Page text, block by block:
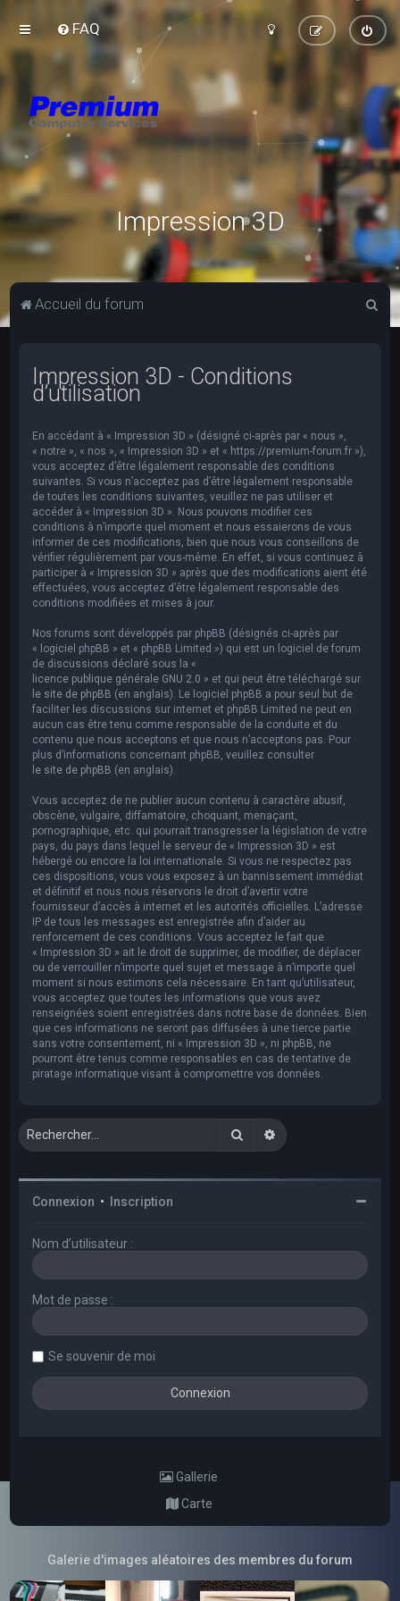
FAQ
Impression 3D
Accueil du forum
Impression 3D - Conditions
d’utilisation
En accédant à « Impression 3D » (désigné ci-après par « nous »,
« notre », « nos », « Impression 3D » et « https://premium-forum.fr »),
vous acceptez d’être légalement responsable des conditions
suivantes. Si vous n’acceptez pas d’être légalement responsable
de toutes les conditions suivantes, veuillez ne pas utiliser et
accéder à « Impression 3D ». Nous pouvons modifier ces
conditions à n’importe quel moment et nous essaierons de vous
informer de ces modifications, bien que nous vous conseillons de
vérifier régulièrement par vous-même. En effet, si vous continuez à
participer à « Impression 3D » après que des modifications aient été
effectuées, vous acceptez d’être légalement responsable des
conditions modifiées et mises à jour.
Nos forums sont développés par phpBB (désignés ci-après par
« logiciel phpBB » et « phpBB Limited ») qui est un logiciel de forum
de discussions déclaré sous la «
licence publique générale GNU 2.0 » et qui peut être téléchargé sur
le site de phpBB (en anglais). Le logiciel phpBB a pour seul but de
faciliter les discussions sur internet et phpBB Limited ne peut en
aucun cas être tenu comme responsable de la conduite et du
contenu que nous acceptons et que nous n’acceptons pas. Pour
plus d’informations concernant phpBB, veuillez consulter
le site de phpBB (en anglais).
Vous acceptez de ne publier aucun contenu à caractère abusif,
obscène, vulgaire, diffamatoire, choquant, menaçant,
pornographique, etc. qui pourrait transgresser la législation de votre
pays, du pays dans lequel le serveur de « Impression 3D » est
hébergé ou encore la loi internationale. Si vous ne respectez pas
ces dispositions, vous vous exposez à un bannissement immédiat
et définitif et nous nous réservons le droit d’avertir votre
fournisseur d’accès à internet et les autorités officielles. L’adresse
IP de tous les messages est enregistrée afin d’aider au
renforcement de ces conditions. Vous acceptez le fait que
« Impression 3D » ait le droit de supprimer, de modifier, de déplacer
ou de verrouiller n’importe quel sujet et message à n’importe quel
moment si nous estimons cela nécessaire. En tant qu’utilisateur,
vous acceptez que toutes les informations que vous avez
renseignées soient enregistrées dans notre base de données. Bien
que ces informations ne seront pas diffusées à une tierce partie
sans votre consentement, ni « Impression 3D », ni phpBB, ne
pourront être tenus comme responsables en cas de tentative de
piratage informatique visant à compromettre vos données.
RechercherRecherche avancée
Connexion • Inscription
Nom d’utilisateur :
Mot de passe :
Se souvenir de moi
Gallerie
Carte
Galerie d'images aléatoires des membres du forum